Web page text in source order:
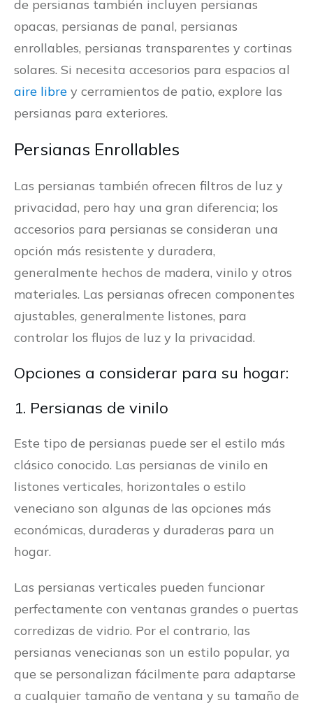
de persianas también incluyen persianas
opacas, persianas de panal, persianas
enrollables, persianas transparentes y cortinas
solares. Si necesita accesorios para espacios al
aire libre y cerramientos de patio, explore las
persianas para exteriores.
Persianas Enrollables
Las persianas también ofrecen filtros de luz y
privacidad, pero hay una gran diferencia; los
accesorios para persianas se consideran una
opción más resistente y duradera,
generalmente hechos de madera, vinilo y otros
materiales. Las persianas ofrecen componentes
ajustables, generalmente listones, para
controlar los flujos de luz y la privacidad.
Opciones a considerar para su hogar:
1. Persianas de vinilo
Este tipo de persianas puede ser el estilo más
clásico conocido. Las persianas de vinilo en
listones verticales, horizontales o estilo
veneciano son algunas de las opciones más
económicas, duraderas y duraderas para un
hogar.
Las persianas verticales pueden funcionar
perfectamente con ventanas grandes o puertas
corredizas de vidrio. Por el contrario, las
persianas venecianas son un estilo popular, ya
que se personalizan fácilmente para adaptarse
a cualquier tamaño de ventana y su tamaño de